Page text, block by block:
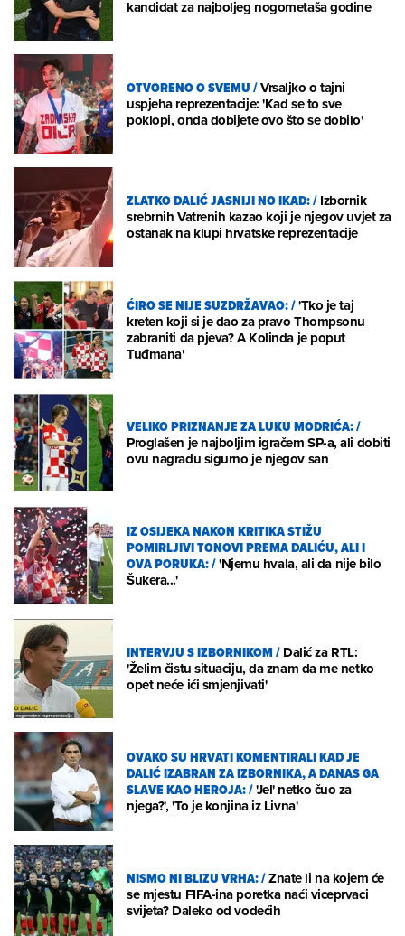
kandidat za najboljeg nogometaša godine
OTVORENO O SVEMU/Vrsaljko o tajni
uspjeha reprezentacije: 'Kad se to sve
poklopi, onda dobijete ovo što se dobilo'
ZLATKO DALIĆ JASNIJI NO IKAD:/Izbornik
srebrnih Vatrenih kazao koji je njegov uvjet za
ostanak na klupi hrvatske reprezentacije
ĆIRO SE NIJE SUZDRŽAVAO:/'Tko je taj
kreten koji si je dao za pravo Thompsonu
zabraniti da pjeva? A Kolinda je poput
Tuđmana'
VELIKO PRIZNANJE ZA LUKU MODRIĆA:/
Proglašen je najboljim igračem SP-a, ali dobiti
ovu nagradu sigurno je njegov san
IZ OSIJEKA NAKON KRITIKA STIŽU
POMIRLJIVI TONOVI PREMA DALIĆU, ALI I
OVA PORUKA:/'Njemu hvala, ali da nije bilo
Šukera...'
INTERVJU S IZBORNIKOM/Dalić za RTL:
'Želim čistu situaciju, da znam da me netko
opet neće ići smjenjivati'
OVAKO SU HRVATI KOMENTIRALI KAD JE
DALIĆ IZABRAN ZA IZBORNIKA, A DANAS GA
SLAVE KAO HEROJA:/'Jel' netko čuo za
njega?', 'To je konjina iz Livna'
NISMO NI BLIZU VRHA:/Znate li na kojem će
se mjestu FIFA-ina poretka naći viceprvaci
svijeta? Daleko od vodećih